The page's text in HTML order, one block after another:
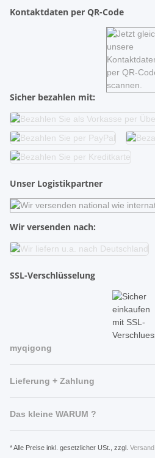
Kontaktdaten per QR-Code
Sicher bezahlen mit:
Unser Logistikpartner
Wir versenden nach:
SSL-Verschlüsselung
myqigong
Lieferung + Zahlung
Das kleine WARUM ?
* Alle Preise inkl. gesetzlicher USt., zzgl. Versand